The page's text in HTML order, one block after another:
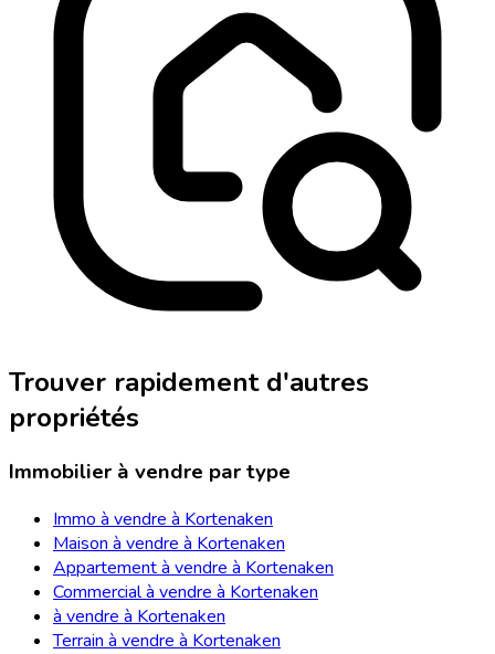
Trouver rapidement d'autres
propriétés
Immobilier à vendre par type
Immo à vendre à Kortenaken
Maison à vendre à Kortenaken
Appartement à vendre à Kortenaken
Commercial à vendre à Kortenaken
à vendre à Kortenaken
Terrain à vendre à Kortenaken